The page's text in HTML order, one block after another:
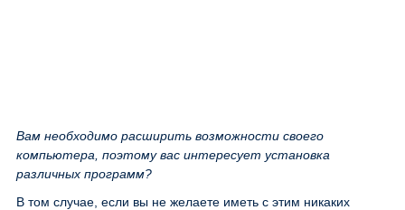
Вам необходимо расширить возможности своего
компьютера, поэтому вас интересует установка
различных программ?
В том случае, если вы не желаете иметь с этим никаких